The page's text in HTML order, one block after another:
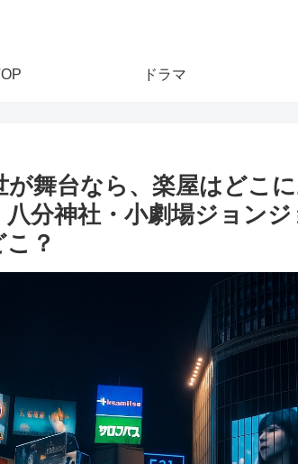
ドラマ
が舞台なら、楽屋はどこ
分神社・小劇場ジョン
？